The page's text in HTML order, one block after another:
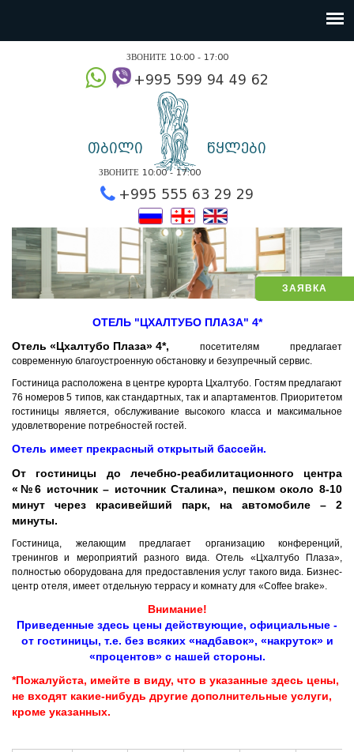
ЗАЯВКА
ЗВОНИТЕ 10:00 - 17:00
თბილი წყლები
ЗВОНИТЕ 10:00 - 17:00
+995 555 63 29
ОТЕЛЬ "ЦХАЛТУБО ПЛАЗА" 4*
Отель «Цхалтубо Плаза» 4*, посетителям предлагает
современную благоустроенную обстановку и безупречный сервис.
Гостиница расположена в центре курорта Цхалтубо. Гостям предлагают
76 номеров 5 типов, как стандартных, так и апартаментов. Приоритетом
гостиницы является, обслуживание высокого класса и максимальное
удовлетворение потребностей гостей.
Отель имеет прекрасный открытый бассейн.
От гостиницы до лечебно-реабилитационного центра
«№6 источник – источник Сталина», пешком около 8-10
минут через красивейший парк, на автомобиле – 2
минуты.
Гостиница, желающим предлагает организацию конференций,
тренингов и мероприятий разного вида. Отель «Цхалтубо Плаза»,
полностью оборудована для предоставления услуг такого вида. Бизнес-
центр отеля, имеет отдельную террасу и комнату для «Coffee brake».
Внимание!
Приведенные здесь цены действующие, официальные -
от гостиницы, т.е. без всяких «надбавок», «накруток» и
«процентов» с нашей стороны.
*Пожалуйста, имейте в виду, что в указанные здесь цены,
не входят какие-нибудь другие дополнительные услуги,
кроме указанных.